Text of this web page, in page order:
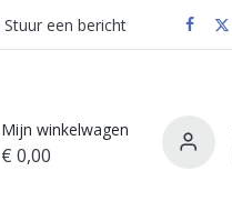
Stuur e​​​​en bericht
Mijn winkelwagen
€ 0,00